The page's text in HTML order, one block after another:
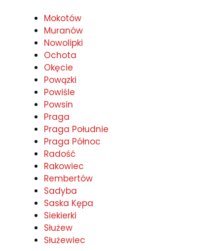
Mokotów
Muranów
Nowolipki
Ochota
Okęcie
Powązki
Powiśle
Powsin
Praga
Praga Południe
Praga Północ
Radość
Rakowiec
Rembertów
Sadyba
Saska Kępa
Siekierki
Służew
Służewiec